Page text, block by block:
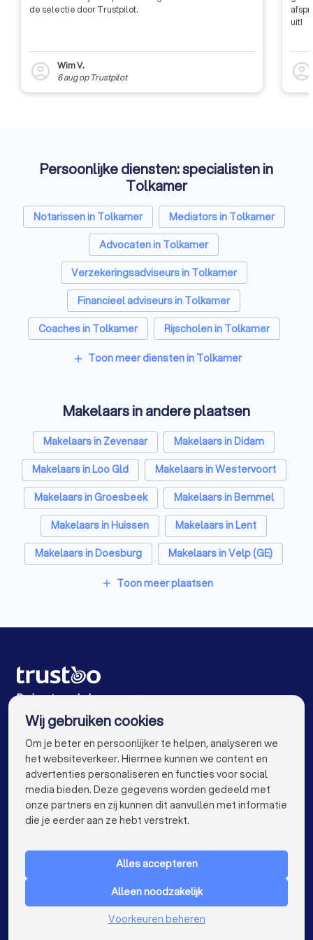
geïnformeerd en competitief
de selectie door Trustpilot.
account_circle
Wim V.
6 augop Trustpilot
uit!
account_circle
Persoonlijke diensten: specialisten in
Tolkamer
Notarissen in Tolkamer
Mediators in Tolkamer
Advocaten in Tolkamer
Verzekeringsadviseurs in Tolkamer
Financieel adviseurs in Tolkamer
Coaches in Tolkamer
Rijscholen in Tolkamer
Relatietherapeuten in Tolkamer
Belastingadviseurs in Tolkamer
Hypotheekadviseurs in Tolkamer
Personal trainers in Tolkamer
Diëtisten in Tolkamer
add Toon meer diensten in Tolkamer
Makelaars in andere plaatsen
Makelaars in Zevenaar
Makelaars in Didam
Makelaars in Loo Gld
Makelaars in Westervoort
Makelaars in Groesbeek
Makelaars in Bemmel
Makelaars in Huissen
Makelaars in Lent
Makelaars in Doesburg
Makelaars in Velp (GE)
Makelaars in Amsterdam
Makelaars in Rotterdam
Makelaars in Groningen
Makelaars in Breda
Makelaars in Nijmegen
Makelaars in Enschede
Makelaars in Arnhem
Makelaars in Amersfoort
Makelaars in Apeldoorn
Makelaars in Den Bosch
Makelaars in Maastricht
Makelaars in Leiden
Makelaars bij jou in de buurt
add Toon meer plaatsen
De beste makelaars voor jou
VOOR PARTICULIEREN keyboard_arrow_down
Nederland
Wij gebruiken cookies
Om je beter en persoonlijker te helpen, analyseren we
het websiteverkeer. Hiermee kunnen we content en
advertenties personaliseren en functies voor social
media bieden. Deze gegevens worden gedeeld met
onze partners en zij kunnen dit aanvullen met informatie
die je eerder aan ze hebt verstrekt.
Alles accepteren
Alleen noodzakelijk
Voorkeuren beheren